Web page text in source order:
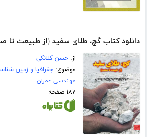
دانلود کتاب گچ، طلای سفید (از طبیعت تا
از:حسن کلانکی
موضوع:جغرافیا و زمین
مهندسی عمران
۱۸۷ صفحه